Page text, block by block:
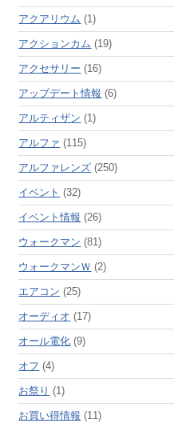
アクアリウム (1)
アクションカム (19)
アクセサリー (16)
アップデート情報 (6)
アルティザン (1)
アルファ (115)
アルファレンズ (250)
イベント (32)
イベント情報 (26)
ウォークマン (81)
ウォークマンＷ (2)
エアコン (25)
オーディオ (17)
オール電化 (9)
オフ (4)
お祭り (1)
お買い得情報 (11)